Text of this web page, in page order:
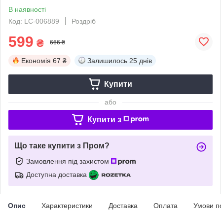
В наявності
Код: LC-006889
Роздріб
599 ₴ 666 ₴
Економія 67 ₴ Залишилось 25 днів
Купити
або
Купити з
Що таке купити з Пром?
Замовлення під захистом
Доступна доставка
Опис Характеристики Доставка Оплата Умови